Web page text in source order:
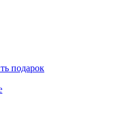
подарок